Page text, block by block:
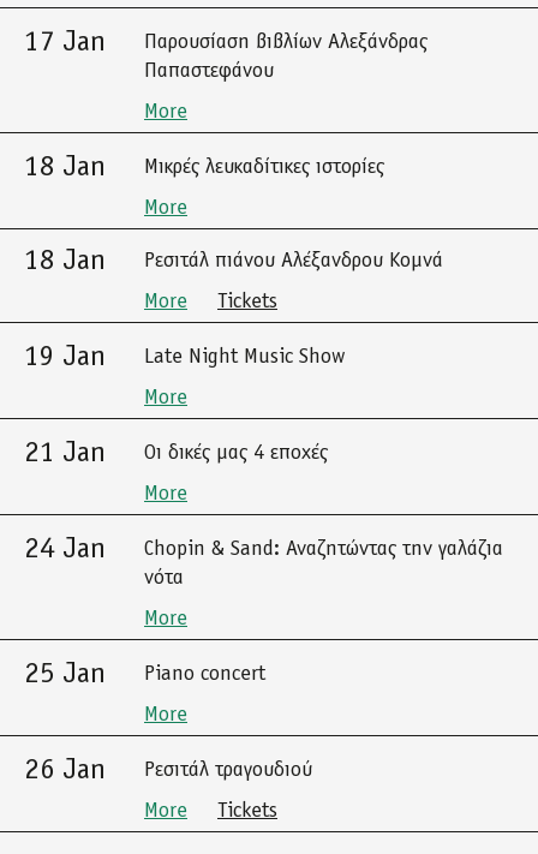
17 Jan
Παρουσίαση βιβλίων Αλεξάνδρας
Παπαστεφάνου
More
18 Jan
Μικρές λευκαδίτικες ιστορίες
More
18 Jan
Ρεσιτάλ πιάνου Αλέξανδρου Κομνά
More
Tickets
19 Jan
Late Night Music Show
More
21 Jan
Οι δικές μας 4 εποχές
More
24 Jan
Chopin & Sand: Αναζητώντας την γαλάζια
νότα
More
25 Jan
Piano concert
More
26 Jan
Ρεσιτάλ τραγουδιού
More
Tickets